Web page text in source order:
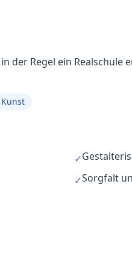
der Regel ein Realschule
Kunst
✓
✓Sorgfalt